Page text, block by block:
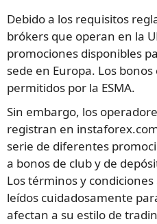
Debido a los requisitos
brókers que operan en la
promociones disponibles
sede en Europa. Los
permitidos por la ESMA.
Sin embargo, los
registran en
serie de diferentes
a bonos de club y de
Los términos y
leídos cuidadosamente
afectan a su estilo de